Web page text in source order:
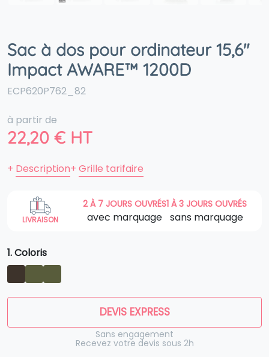
Sac à dos pour ordinateur 15,6″
Impact AWARE™ 1200D
ECP620P762_82
à partir de
22,20 € HT
+ Description+ Grille tarifaire
LIVRAISON
2 À 7 JOURS OUVRÉS
avec marquage
1 À 3 JOURS OUVRÉS
sans marquage
1. Coloris
DEVIS EXPRESS
Sans engagement
Recevez votre devis sous 2h